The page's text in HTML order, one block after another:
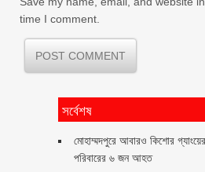
time I comment.
সর্বেশষ
মোহাম্মদপুরে আবারও কিশোর
পরিবারের ৬ জন আহত